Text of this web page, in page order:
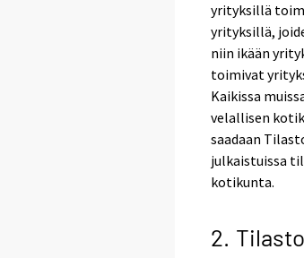
yrityksillä
yrityksillä,
niin ikään
toimivat
Kaikissa
velallisen
saadaan
julkaistuissa
kotikunta.
2.